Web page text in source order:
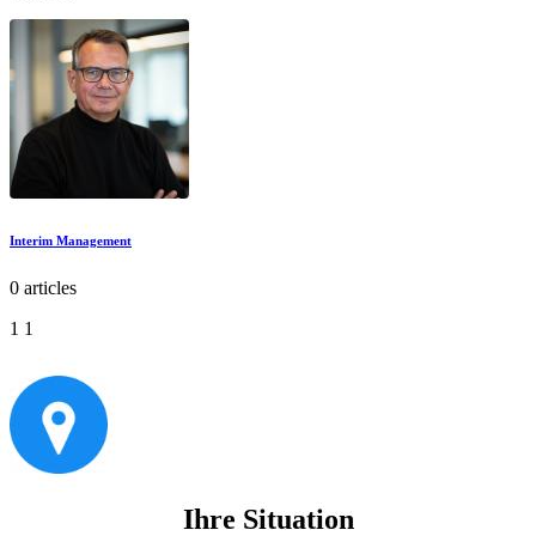
Interim Management
0 articles
1 1
Ihre Situation